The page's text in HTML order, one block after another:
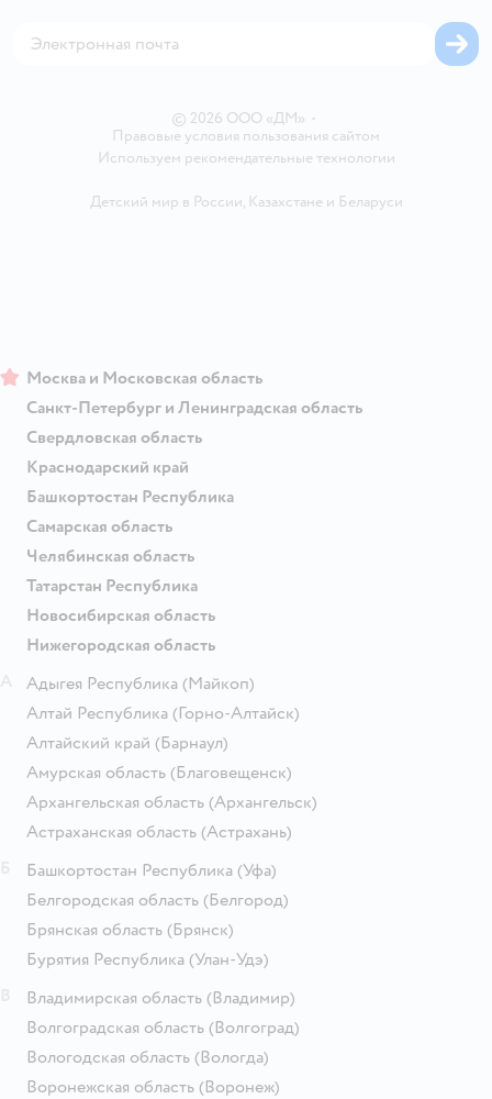
© 2026 ООО «ДМ» •
Правовые условия пользования сайтом
Используем рекомендательные технологии
Детский мир в России, Казахстанеи Беларуси
Москва и Московская область
Санкт-Петербург и Ленинградская область
Свердловская область
Краснодарский край
Башкортостан Республика
Самарская область
Челябинская область
Татарстан Республика
Новосибирская область
Нижегородская область
Адыгея Республика (Майкоп)
Алтай Республика (Горно-Алтайск)
Алтайский край (Барнаул)
Амурская область (Благовещенск)
Архангельская область (Архангельск)
Астраханская область (Астрахань)
Башкортостан Республика (Уфа)
Белгородская область (Белгород)
Брянская область (Брянск)
Бурятия Республика (Улан-Удэ)
Владимирская область (Владимир)
Волгоградская область (Волгоград)
Вологодская область (Вологда)
Воронежская область (Воронеж)